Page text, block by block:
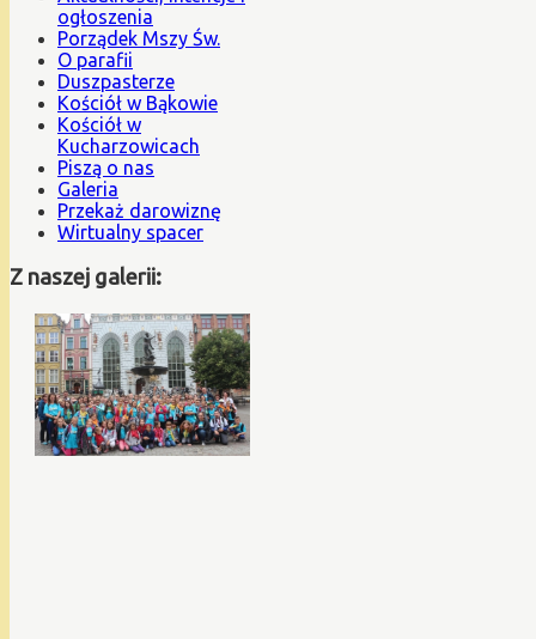
ogłoszenia
Porządek Mszy Św.
O parafii
Duszpasterze
Kościół w Bąkowie
Kościół w
Kucharzowicach
Piszą o nas
Galeria
Przekaż darowiznę
Wirtualny spacer
Z naszej galerii: